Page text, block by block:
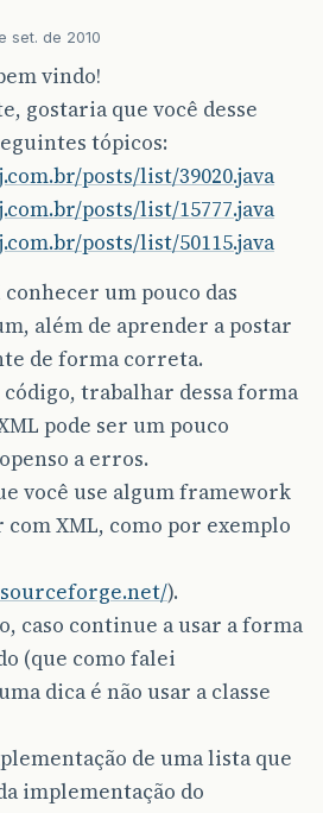
set. de 2010
vindo!
gostaria que você desse
tópicos:
posts/list/39020.java
posts/list/15777.java
posts/list/50115.java
um pouco das
além de aprender a postar
de forma correta.
código, trabalhar dessa forma
pode ser um pouco
a erros.
você use algum framework
XML, como por exemplo
).
caso continue a usar a forma
(que como falei
dica é não usar a classe
de uma lista que
implementação do